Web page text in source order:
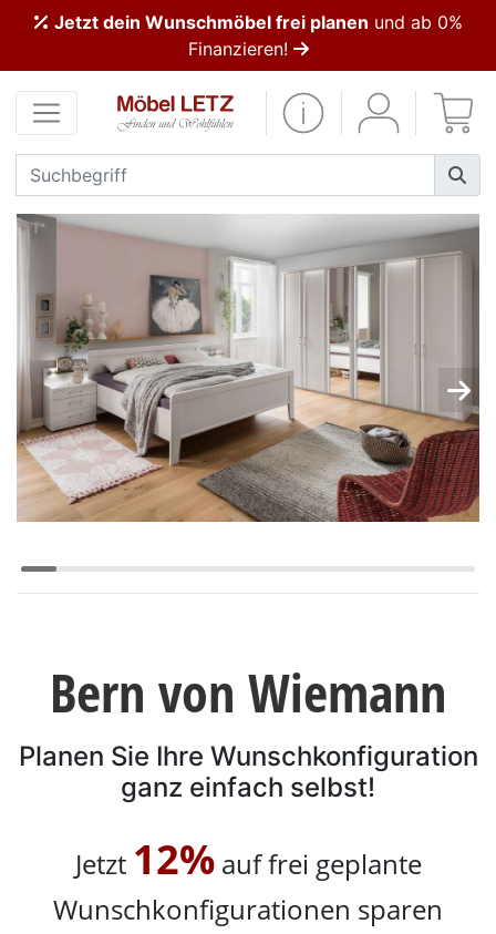
Jetzt dein Wunschmöbel frei planen und ab 0%
Finanzieren!
Bern von Wiemann
Planen Sie Ihre Wunschkonfiguration
ganz einfach selbst!
Jetzt 12%auf frei geplante
Wunschkonfigurationen sparen
Kundenmeinungen
Anmelden
PREMIUM
SALE
Polsterplaner
Möbel-
Konfigurator
0%
Finanzierung
Letz-
Schlafzimmer-
Sets